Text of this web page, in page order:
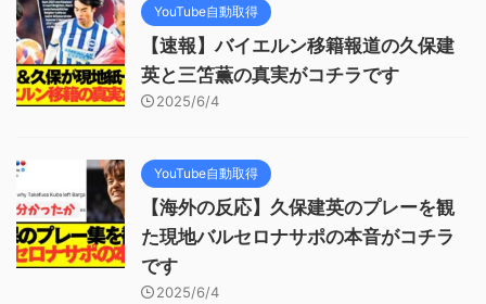
YouTube自動取得
【速報】バイエルン移籍報道の久保建
英と三笘薫の真実がコチラです
2025/6/4
YouTube自動取得
【海外の反応】久保建英のプレーを観
た現地バルセロナサポの本音がコチラ
です
2025/6/4